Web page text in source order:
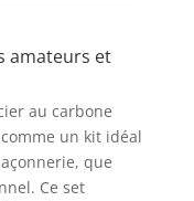
: acier au
amateurs et
au carbone
un kit idéal
que
Ce set